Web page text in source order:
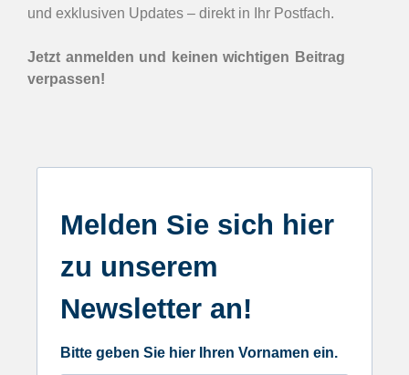
und exklusiven Updates – direkt in Ihr Postfach.
Jetzt anmelden und keinen wichtigen Beitrag
verpassen!